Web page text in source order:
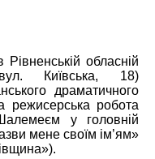
обласній
Київська, 18)
драматичного
робота
у головній
мене своїм ім’ям»